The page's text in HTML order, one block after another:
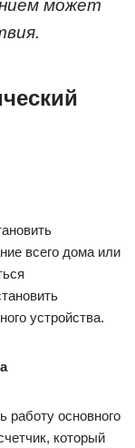
может
всего дома или
устройства.
работу основного
который